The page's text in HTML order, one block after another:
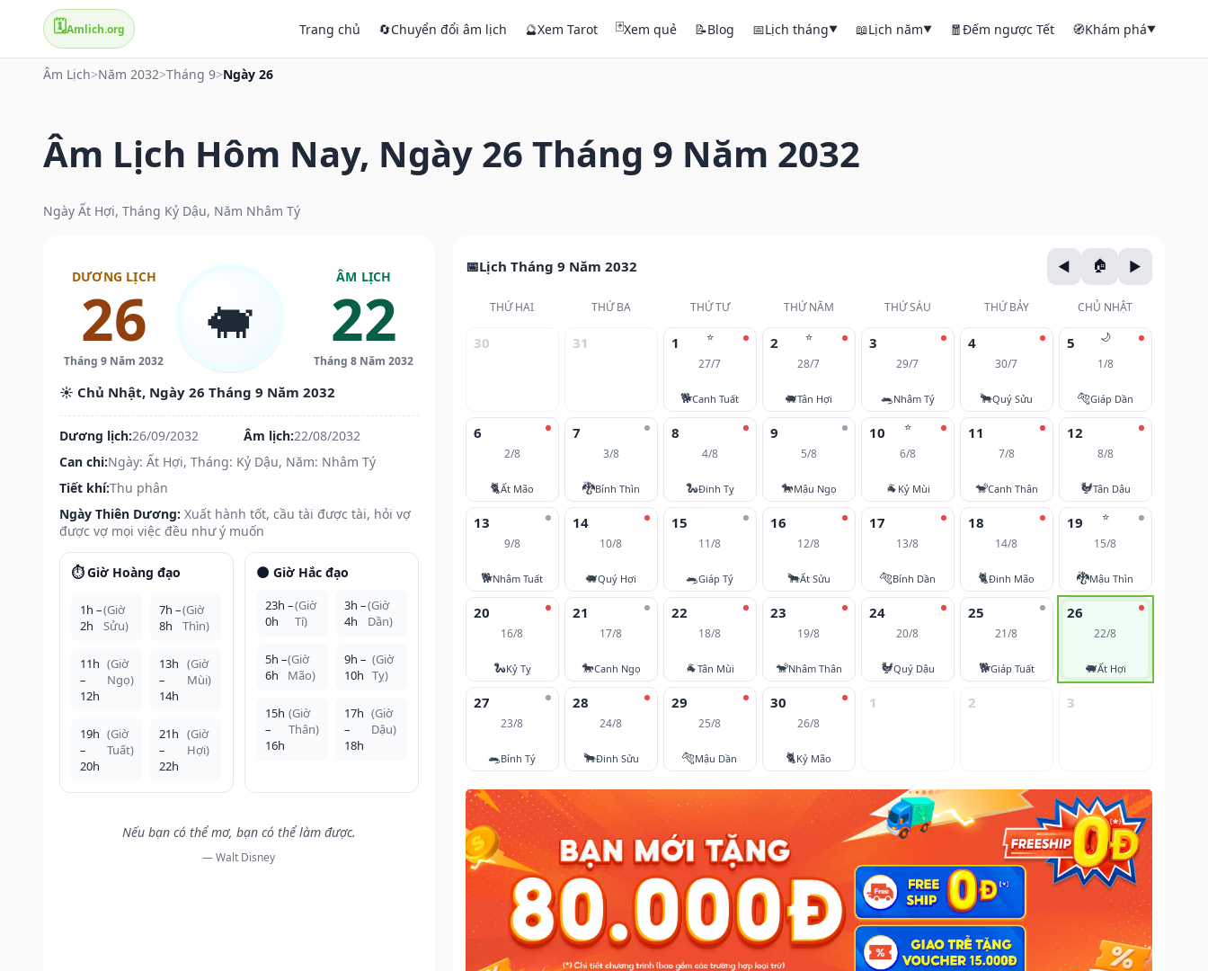
🗓️Amlich.org Trang chủ 🔄Chuyển đổi âm lịch 🔮Xem Tarot 🃏Xem quẻ 📝Blog 📅Lịch tháng▼ 📖Lịch năm▼ 🧧Đếm ngược Tết 🧭Khám phá▼
Âm Lịch>Năm 2032>Tháng 9>Ngày 26
Âm Lịch Hôm Nay, Ngày 26 Tháng 9 Năm 2032
Ngày Ất Hợi, Tháng Kỷ Dậu, Năm Nhâm Tý
DƯƠNG LỊCH
26
Tháng 9 Năm 2032
🐖
ÂM LỊCH
22
Tháng 8 Năm 2032
☀️ Chủ Nhật, Ngày 26 Tháng 9 Năm 2032
Dương lịch:26/09/2032 Âm lịch:22/08/2032
Can chi:Ngày: Ất Hợi, Tháng: Kỷ Dậu, Năm: Nhâm Tý
Tiết khí:Thu phân
Ngày Thiên Dương: Xuất hành tốt, cầu tài được tài, hỏi vợ
được vợ mọi việc đều như ý muốn
⏱️ Giờ Hoàng đạo
1h –
2h
(Giờ
Sửu)
7h –
8h
(Giờ
Thìn)
11h
–
12h
(Giờ
Ngọ)
13h
–
14h
(Giờ
Mùi)
19h
–
20h
(Giờ
Tuất)
21h
–
22h
(Giờ
Hợi)
🌑 Giờ Hắc đạo
23h –
0h
(Giờ
Tí)
3h –
4h
(Giờ
Dần)
5h –
6h
(Giờ
Mão)
9h –
10h
(Giờ
Tỵ)
15h
–
16h
(Giờ
Thân)
17h
–
18h
(Giờ
Dậu)
Nếu bạn có thể mơ, bạn có thể làm được.
— Walt Disney
Lịch Tháng 9 Năm 2032
THỨ HAI THỨ BA THỨ TƯ THỨ NĂM THỨ SÁU THỨ BẢY CHỦ NHẬT
30 31 ⭐
1
27/7
🐕Canh Tuất
⭐
2
28/7
🐖Tân Hợi
3
29/7
🐀Nhâm Tý
4
30/7
🐂Quý Sửu
🌙
5
1/8
🐅Giáp Dần
6
2/8
🐈Ất Mão
7
3/8
🐉Bính Thìn
8
4/8
🐍Đinh Tỵ
9
5/8
🐎Mậu Ngọ
⭐
10
6/8
🐐 Kỷ Mùi
11
7/8
🐒Canh Thân
12
8/8
🐓Tân Dậu
13
9/8
🐕Nhâm Tuất
14
10/8
🐖Quý Hợi
15
11/8
🐀Giáp Tý
16
12/8
🐂Ất Sửu
17
13/8
🐅Bính Dần
18
14/8
🐈Đinh Mão
⭐
19
15/8
🐉Mậu Thìn
20
16/8
🐍Kỷ Tỵ
21
17/8
🐎Canh Ngọ
22
18/8
🐐Tân Mùi
23
19/8
🐒Nhâm Thân
24
20/8
🐓Quý Dậu
25
21/8
🐕Giáp Tuất
26
22/8
🐖Ất Hợi
27
23/8
🐀Bính Tý
28
24/8
🐂Đinh Sửu
29
25/8
🐅Mậu Dần
30
26/8
🐈Kỷ Mão
1 2 3